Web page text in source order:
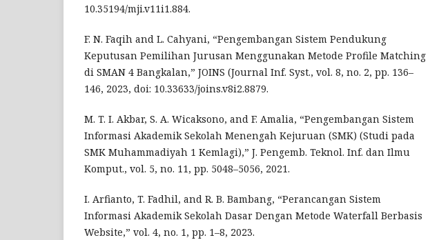
10.35194/mji.v11i1.884.
F. N. Faqih and L. Cahyani, “Pengembangan Sistem Pendukung
Keputusan Pemilihan Jurusan Menggunakan Metode Profile Matching
di SMAN 4 Bangkalan,” JOINS (Journal Inf. Syst., vol. 8, no. 2, pp. 136–
146, 2023, doi: 10.33633/joins.v8i2.8879.
M. T. I. Akbar, S. A. Wicaksono, and F. Amalia, “Pengembangan Sistem
Informasi Akademik Sekolah Menengah Kejuruan (SMK) (Studi pada
SMK Muhammadiyah 1 Kemlagi),” J. Pengemb. Teknol. Inf. dan Ilmu
Komput., vol. 5, no. 11, pp. 5048–5056, 2021.
I. Arfianto, T. Fadhil, and R. B. Bambang, “Perancangan Sistem
Informasi Akademik Sekolah Dasar Dengan Metode Waterfall Berbasis
Website,” vol. 4, no. 1, pp. 1–8, 2023.